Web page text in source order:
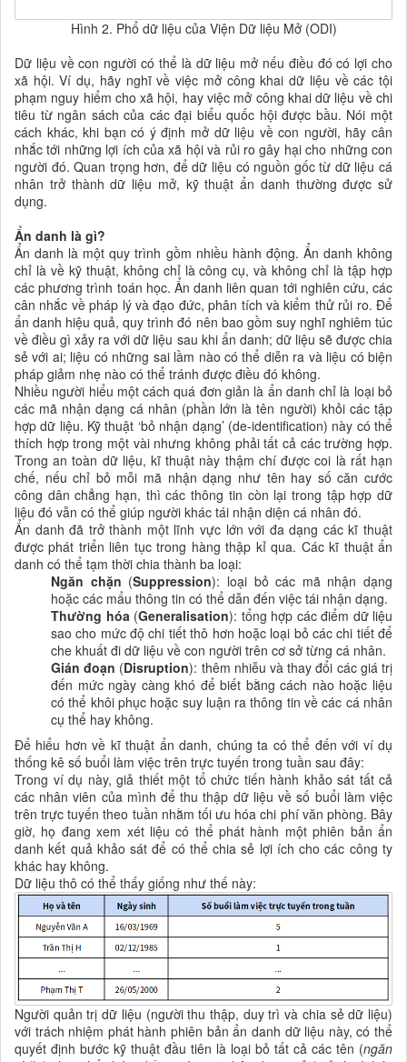
Hình 2. Phổ dữ liệu của Viện Dữ liệu Mở (ODI)
Dữ liệu về con người có thể là dữ liệu mở nếu điều đó có lợi cho
xã hội. Ví dụ, hãy nghĩ về việc mở công khai dữ liệu về các tội
phạm nguy hiểm cho xã hội, hay việc mở công khai dữ liệu về chi
tiêu từ ngân sách của các đại biểu quốc hội được bầu. Nói một
cách khác, khi bạn có ý định mở dữ liệu về con người, hãy cân
nhắc tới những lợi ích của xã hội và rủi ro gây hại cho những con
người đó. Quan trọng hơn, để dữ liệu có nguồn gốc từ dữ liệu cá
nhân trở thành dữ liệu mở, kỹ thuật ẩn danh thường được sử
dụng.
Ẩn danh là gì?
Ẩn danh là một quy trình gồm nhiều hành động. Ẩn danh không
chỉ là về kỹ thuật, không chỉ là công cụ, và không chỉ là tập hợp
các phương trình toán học. Ẩn danh liên quan tới nghiên cứu, các
cân nhắc về pháp lý và đạo đức, phân tích và kiểm thử rủi ro. Để
ẩn danh hiệu quả, quy trình đó nên bao gồm suy nghĩ nghiêm túc
về điều gì xảy ra với dữ liệu sau khi ẩn danh; dữ liệu sẽ được chia
sẻ với ai; liệu có những sai lầm nào có thể diễn ra và liệu có biện
pháp giảm nhẹ nào có thể tránh được điều đó không.
Nhiều người hiểu một cách quá đơn giản là ẩn danh chỉ là loại bỏ
các mã nhận dạng cá nhân (phần lớn là tên người) khỏi các tập
hợp dữ liệu. Kỹ thuật ‘bỏ nhận dạng’ (de-identification) này có thể
thích hợp trong một vài nhưng không phải tất cả các trường hợp.
Trong an toàn dữ liệu, kĩ thuật này thậm chí được coi là rất hạn
chế, nếu chỉ bỏ mỗi mã nhận dạng như tên hay số căn cước
công dân chẳng hạn, thì các thông tin còn lại trong tập hợp dữ
liệu đó vẫn có thể giúp người khác tái nhận diện cá nhân đó.
Ẩn danh đã trở thành một lĩnh vực lớn với đa dạng các kĩ thuật
được phát triển liên tục trong hàng thập kỉ qua. Các kĩ thuật ẩn
danh có thể tạm thời chia thành ba loại:
Ngăn chặn (Suppression): loại bỏ các mã nhận dạng
hoặc các mẩu thông tin có thể dẫn đến việc tái nhận dạng.
Thường hóa(Generalisation): tổng hợp các điểm dữ liệu
sao cho mức độ chi tiết thô hơn hoặc loại bỏ các chi tiết để
che khuất đi dữ liệu về con người trên cơ sở từng cá nhân.
Gián đoạn (Disruption): thêm nhiễu và thay đổi các giá trị
đến mức ngày càng khó để biết bằng cách nào hoặc liệu
có thể khôi phục hoặc suy luận ra thông tin về các cá nhân
cụ thể hay không.
Để hiểu hơn về kĩ thuật ẩn danh, chúng ta có thể đến với ví dụ
thống kê số buổi làm việc trên trực tuyến trong tuần sau đây:
Trong ví dụ này, giả thiết một tổ chức tiến hành khảo sát tất cả
các nhân viên của mình để thu thập dữ liệu về số buổi làm việc
trên trực tuyến theo tuần nhằm tối ưu hóa chi phí văn phòng. Bây
giờ, họ đang xem xét liệu có thể phát hành một phiên bản ẩn
danh kết quả khảo sát để có thể chia sẻ lợi ích cho các công ty
khác hay không.
Dữ liệu thô có thể thấy giống như thế này:
Người quản trị dữ liệu (người thu thập, duy trì và chia sẻ dữ liệu)
với trách nhiệm phát hành phiên bản ẩn danh dữ liệu này, có thể
quyết định bước kỹ thuật đầu tiên là loại bỏ tất cả các tên (ngăn